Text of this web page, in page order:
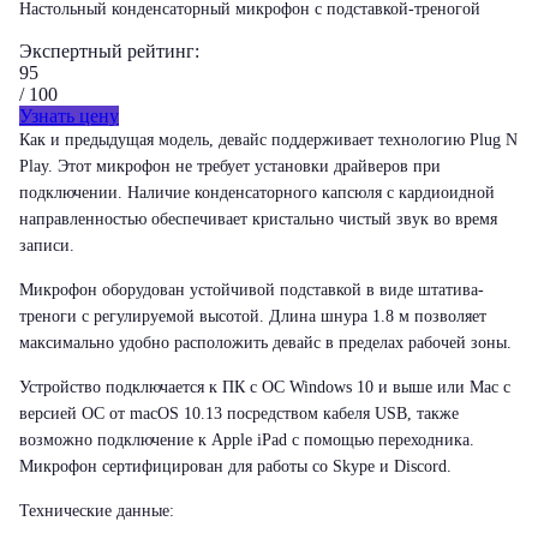
Настольный конденсаторный микрофон с подставкой-треногой
Экспертный рейтинг:
95
/ 100
Узнать цену
Как и предыдущая модель, девайс поддерживает технологию Plug N
Play. Этот микрофон не требует установки драйверов при
подключении. Наличие конденсаторного капсюля с кардиоидной
направленностью обеспечивает кристально чистый звук во время
записи.
Микрофон оборудован устойчивой подставкой в виде штатива-
треноги с регулируемой высотой. Длина шнура 1.8 м позволяет
максимально удобно расположить девайс в пределах рабочей зоны.
Устройство подключается к ПК с ОС Windows 10 и выше или Mac с
версией ОС от macOS 10.13 посредством кабеля USB, также
возможно подключение к Apple iPad с помощью переходника.
Микрофон сертифицирован для работы со Skype и Discord.
Технические данные: